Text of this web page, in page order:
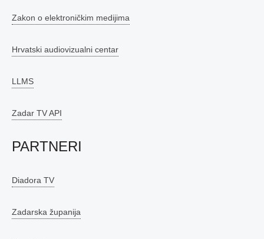
Zakon o elektroničkim medijima
Hrvatski audiovizualni centar
LLMS
Zadar TV API
PARTNERI
Diadora TV
Zadarska županija